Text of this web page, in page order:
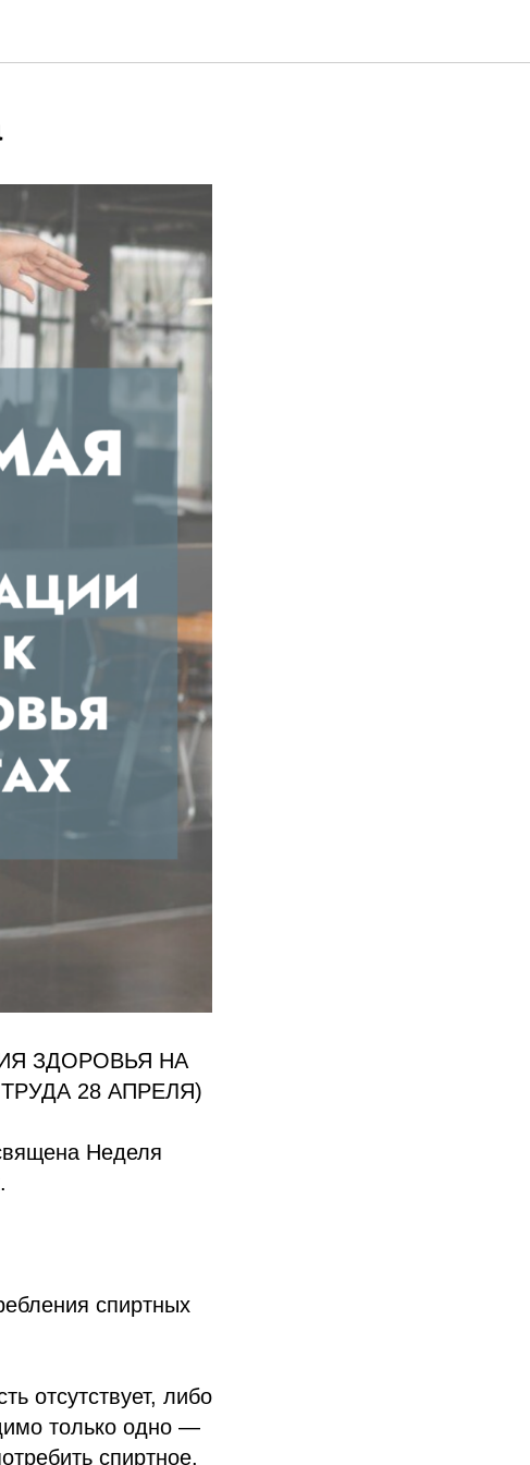
ЗДОРОВЬЯ НА
28 АПРЕЛЯ)
Неделя
спиртных
отсутствует, либо
только одно —
спиртное.